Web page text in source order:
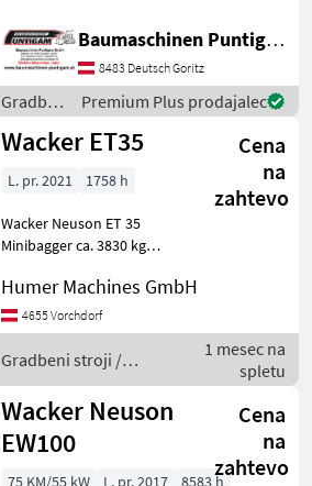
Referenznummer: 19593
Baumaschinen Puntigam
GmbH Unser Spezialgebiet:
Ankau
Baumaschinen Puntigam GmbH
8483 Deutsch Goritz
Gradbeni
stroji /
Wacker
Premium Plus prodajalec
Wacker ET35
Cena
na
zahtevo
L. pr. 2021 1758 h
Wacker Neuson ET 35
Minibagger ca. 3830 kg
Betriebsstunden 3-
Zylinder-Yanmar-Diesel-
Motor 3TNV88
Geschlossene Kabine
1
Humer Machines GmbH
4655 Vorchdorf
Gradbeni stroji /
Wacker Neuson
1 mesec na
spletu
Wacker Neuson
EW100
Cena
na
zahtevo
75 KM/55 kW L. pr. 2017
8583 h